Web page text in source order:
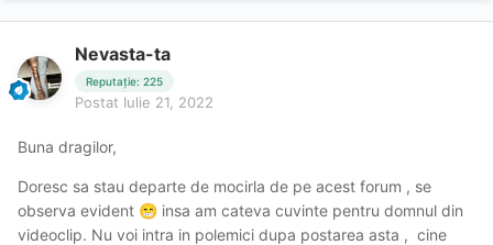
Nevasta-ta
Reputație: 225
Postat Iulie 21, 2022
Buna dragilor,
Doresc sa stau departe de mocirla de pe acest forum , se
observa evident 😁 insa am cateva cuvinte pentru domnul din
videoclip. Nu voi intra in polemici dupa postarea asta , cine